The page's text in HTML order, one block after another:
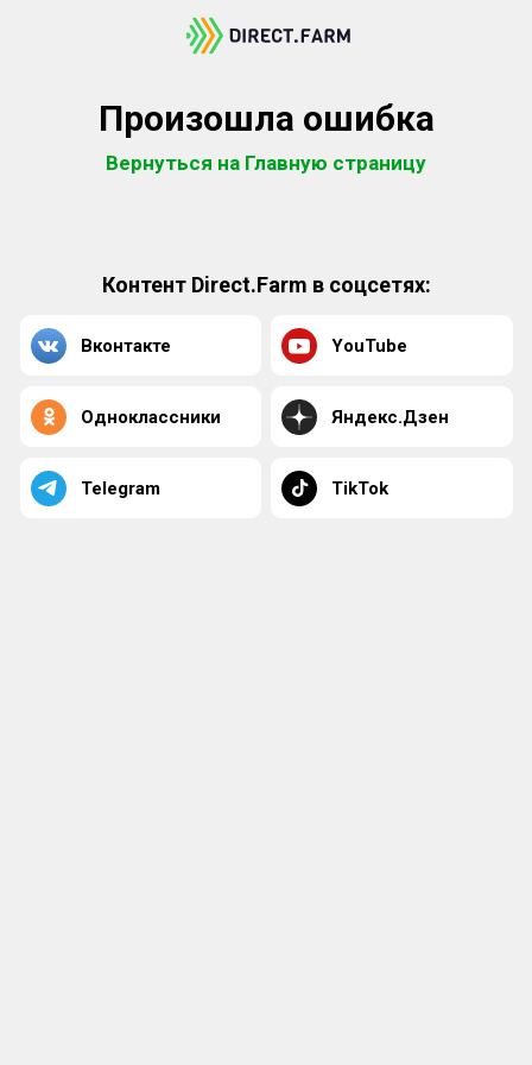
Произошла ошибка
Вернуться на Главную страницу
Контент Direct.Farm в соцсетях:
Вконтакте YouTube
Одноклассники Яндекс.Дзен
Telegram TikTok